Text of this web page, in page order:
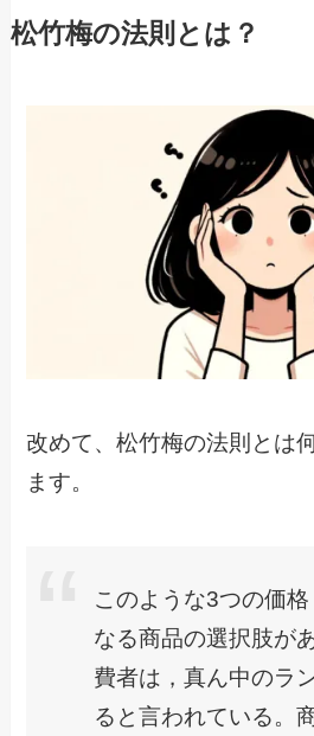
松竹梅の法則とは？
改めて、松竹梅の法則とは
ます。
このような3つの価
なる商品の選択肢が
費者は，真ん中のラ
ると言われている。